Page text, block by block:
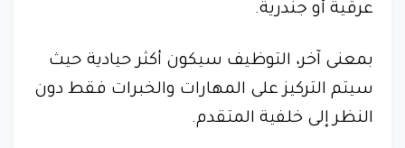
عرقية أو جندرية.
بمعنى آخر، التوظيف سيكون أكثر حيادية حيث
سيتم التركيز على المهارات والخبرات فقط دون
النظر إلى خلفية المتقدم.